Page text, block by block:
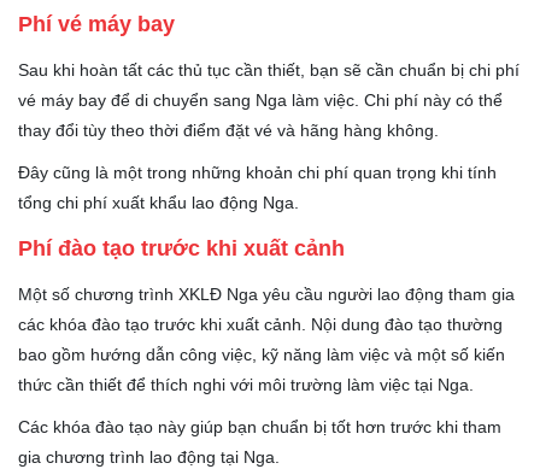
Phí vé máy bay
Sau khi hoàn tất các thủ tục cần thiết, bạn sẽ cần chuẩn bị chi phí
vé máy bay để di chuyển sang Nga làm việc. Chi phí này có thể
thay đổi tùy theo thời điểm đặt vé và hãng hàng không.
Đây cũng là một trong những khoản chi phí quan trọng khi tính
tổng chi phí xuất khẩu lao động Nga.
Phí đào tạo trước khi xuất cảnh
Một số chương trình XKLĐ Nga yêu cầu người lao động tham gia
các khóa đào tạo trước khi xuất cảnh. Nội dung đào tạo thường
bao gồm hướng dẫn công việc, kỹ năng làm việc và một số kiến
thức cần thiết để thích nghi với môi trường làm việc tại Nga.
Các khóa đào tạo này giúp bạn chuẩn bị tốt hơn trước khi tham
gia chương trình lao động tại Nga.